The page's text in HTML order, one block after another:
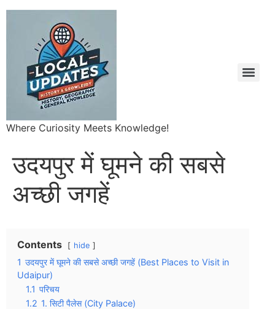
Where Curiosity Meets Knowledge!
उदयपुर में घूमने की सबसे
अच्छी जगहें
Contents hide
1 उदयपुर में घूमने की सबसे अच्छी जगहें (Best Places to Visit in
Udaipur)
1.1 परिचय
1.2 1. सिटी पैलेस (City Palace)